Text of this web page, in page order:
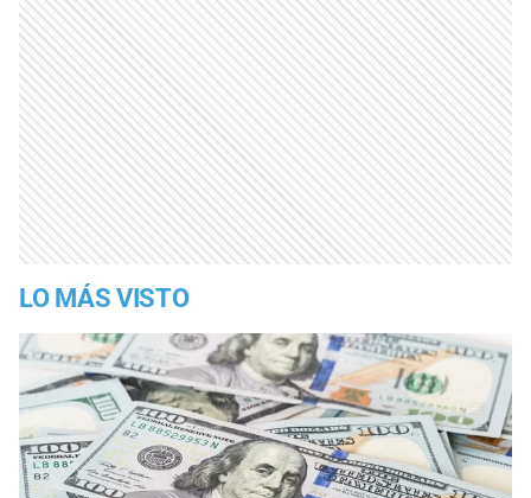
LO MÁS VISTO